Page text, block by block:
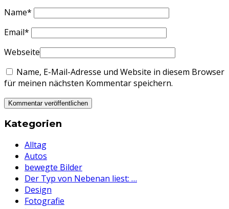
Name*
Email*
Webseite
Name, E-Mail-Adresse und Website in diesem Browser
für meinen nächsten Kommentar speichern.
Kategorien
Alltag
Autos
bewegte Bilder
Der Typ von Nebenan liest: …
Design
Fotografie